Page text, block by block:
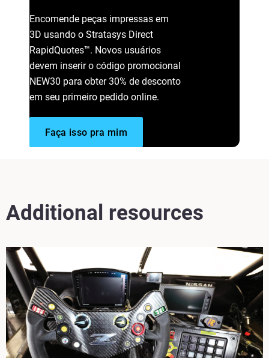
Encomende peças impressas em
3D usando o Stratasys Direct
RapidQuotes™. Novos usuários
devem inserir o código promocional
NEW30 para obter 30% de desconto
em seu primeiro pedido online.
Faça isso pra mim
Additional resources